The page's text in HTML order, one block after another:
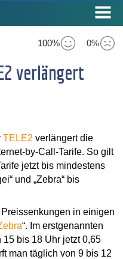
100% 0%
verlängert
TELE2 verlängert die
by-Call-Tarife. So gilt
jetzt bis mindestens
und „Zebra“ bis
in einigen
“. Im erstgenannten
15 bis 18 Uhr jetzt 0,65
man täglich von 9 bis 12